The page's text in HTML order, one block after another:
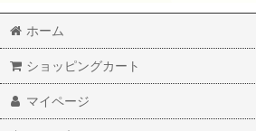
ホーム
ショッピングカート
マイページ